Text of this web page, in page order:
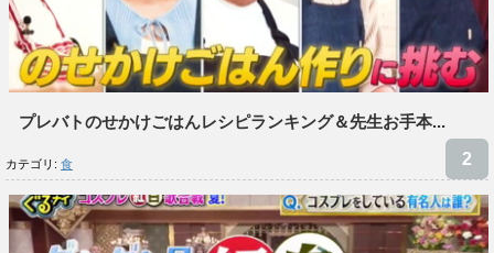
プレバトのせかけごはんレシピランキング＆先生お手本...
カテゴリ: 食